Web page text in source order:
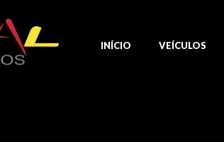
INÍCIO VEÍCULOS